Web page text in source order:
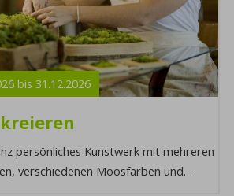
bis31.12.2026
persönliches Kunstwerk mit mehreren
verschiedenen Moosfarben und